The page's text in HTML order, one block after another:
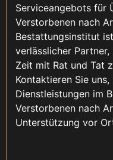
Serviceangebots für
Verstorbenen nach
Bestattungsinstitut
verlässlicher
Zeit mit Rat und Tat
Kontaktieren Sie
Dienstleistungen im
Verstorbenen nach
Unterstützung vor